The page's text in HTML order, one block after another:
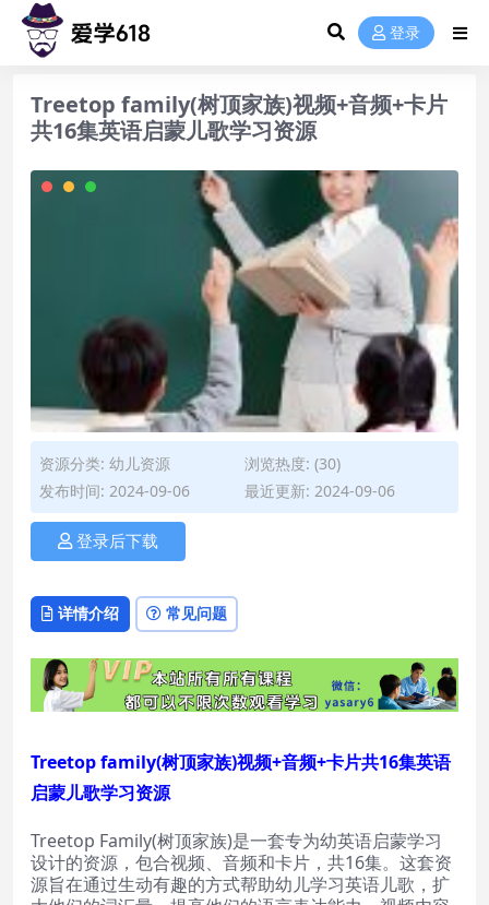
登录
Treetop family(树顶家族)视频+音频+卡片
共16集英语启蒙儿歌学习资源
资源分类: 幼儿资源
浏览热度: (30)
发布时间: 2024-09-06
最近更新: 2024-09-06
登录后下载
详情介绍 常见问题
Treetop family(树顶家族)视频+音频+卡片共16集英语
启蒙儿歌学习资源
Treetop Family(树顶家族)是一套专为幼英语启蒙学习
设计的资源，包合视频、音频和卡片，共16集。这套资
源旨在通过生动有趣的方式帮助幼儿学习英语儿歌，扩